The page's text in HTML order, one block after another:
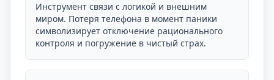
Инструмент связи с логикой и внешним
миром. Потеря телефона в момент паники
символизирует отключение рационального
контроля и погружение в чистый страх.